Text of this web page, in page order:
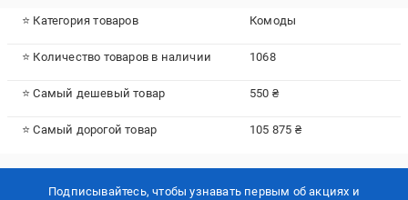
⭐ Категория товаров Комоды
⭐ Количество товаров в наличии 1068
⭐ Самый дешевый товар 550 ₴
⭐ Самый дорогой товар 105 875 ₴
Подписывайтесь, чтобы узнавать первым об акцияx и